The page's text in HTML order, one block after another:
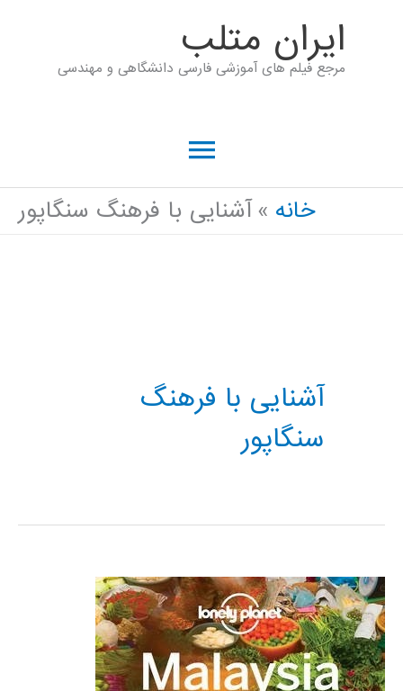
ايران متلب
مرجع فیلم های آموزشی فارسی دانشگاهی و مهندسی
فهرست
اصلی
خانه آشنایی با فرهنگ سنگاپور
آشنایی با فرهنگ
سنگاپور